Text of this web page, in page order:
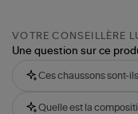
VOTRE CONSEILLÈRE
Une question sur ce
Ces chaussons sont-
Quelle est la